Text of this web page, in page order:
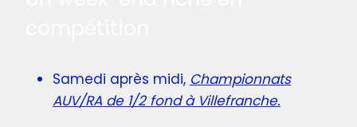
Samedi après midi, Championnats
AUV/RA de 1/2 fond à Villefranche.